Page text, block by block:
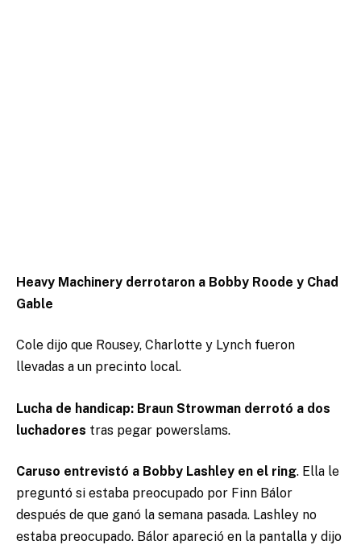
Heavy Machinery derrotaron a Bobby Roode y Chad
Gable
Cole dijo que Rousey, Charlotte y Lynch fueron
llevadas a un precinto local.
Lucha de handicap: Braun Strowman derrotó a dos
luchadores tras pegar powerslams.
Caruso entrevistó a Bobby Lashley en el ring. Ella le
preguntó si estaba preocupado por Finn Bálor
después de que ganó la semana pasada. Lashley no
estaba preocupado. Bálor apareció en la pantalla y dijo